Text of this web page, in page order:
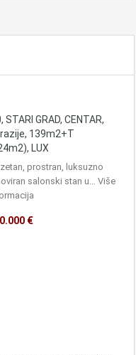
STARI GRAD, CENTAR,
139m2+T
LUX
prostran, luksuzno
salonski stan u… Više
€